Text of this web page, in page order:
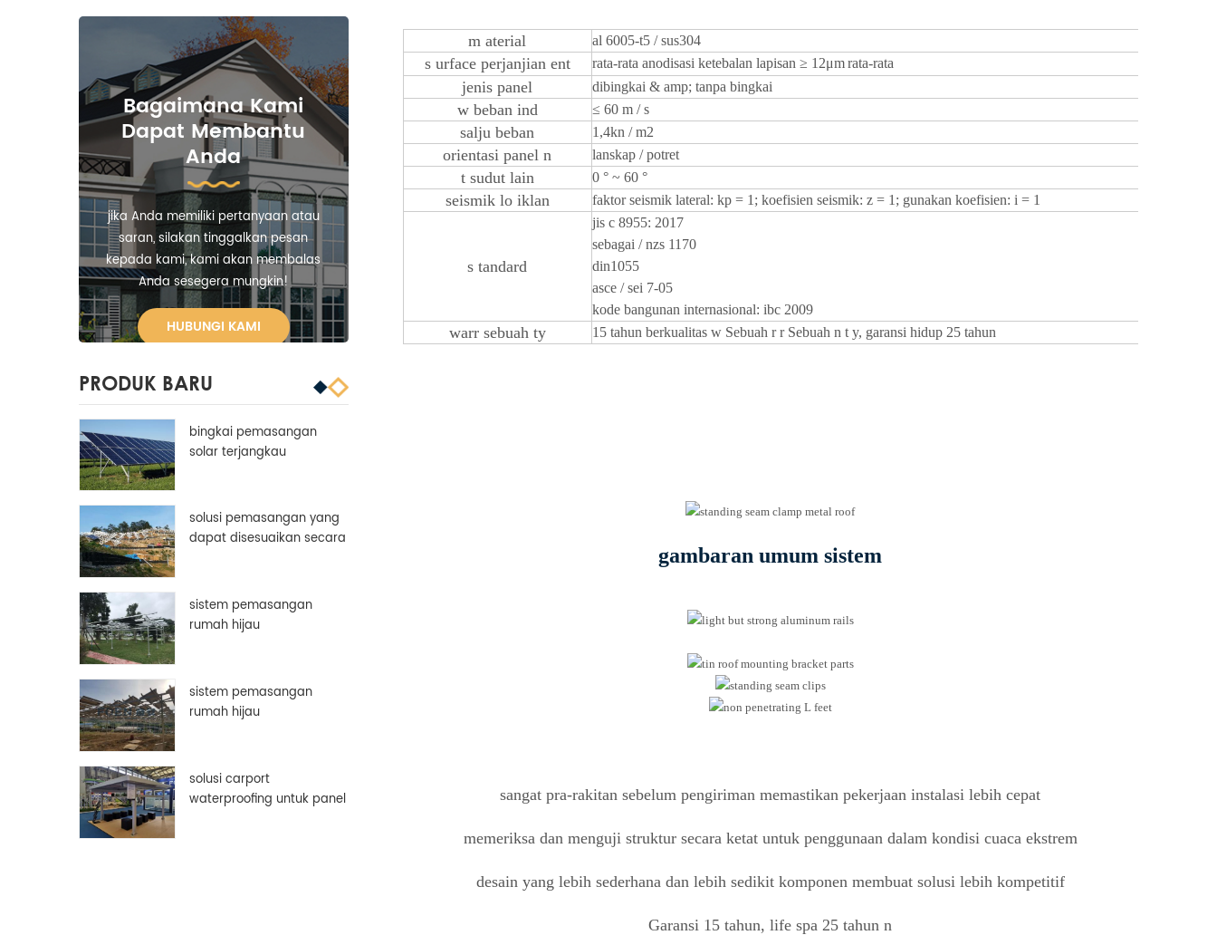
Bagaimana Kami
Dapat Membantu
Anda
jika Anda memiliki pertanyaan atau
saran, silakan tinggalkan pesan
kepada kami, kami akan membalas
Anda sesegera mungkin!
HUBUNGI KAMI
PRODUK BARU
bingkai pemasangan
solar terjangkau
solusi pemasangan yang
dapat disesuaikan secara
sistem pemasangan
rumah hijau
sistem pemasangan
rumah hijau
solusi carport
waterproofing untuk panel
m aterial al 6005-t5 / sus304
surfaceperjanjian ent rata-rata anodisasi ketebalan lapisan ≥ 12μmrata-rata
jenis panel dibingkai & amp; tanpa bingkai
wbeban ind ≤ 60 m / s
salju beban 1,4kn / m2
orientasi panel n lanskap / potret
tsudut lain 0 ° ~ 60 °
seismik loiklan faktor seismik lateral: kp = 1; koefisien seismik: z = 1; gunakan koefisien: i = 1
s tandard
jis c 8955: 2017
sebagai / nzs 1170
din1055
asce / sei 7-05
kode bangunan internasional: ibc 2009
warrsebuah ty 15 tahun berkualitaswSebuah rrSebuah n ty, garansi hidup 25 tahun
gambaran umum sistem
sangat pra-rakitan sebelum pengiriman memastikan pekerjaan instalasi lebih cepat
memeriksa dan menguji struktur secara ketat untuk penggunaan dalam kondisi cuaca ekstrem
desain yang lebih sederhana dan lebih sedikit komponen membuat solusi lebih kompetitif
Garansi 15 tahun, life spa 25 tahun n